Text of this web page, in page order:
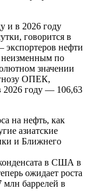
и в 2026 году
говорится в
экспортеров нефти
неизменным по
значении
ОПЕК,
2026 году — 106,63
на нефть, как
азиатские
и Ближнего
в США в
ожидает роста
млн баррелей в